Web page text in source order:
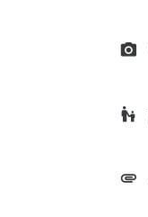
camera_alt
escalator_warning
attachment